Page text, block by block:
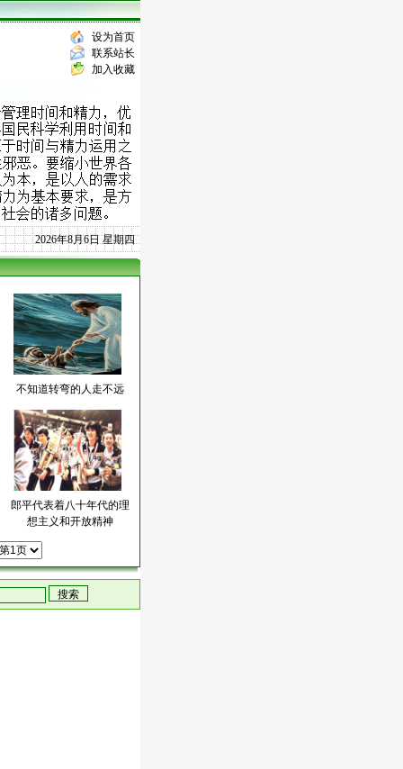
设为首页
联系站长
加入收藏
2026年8月6日 星期四
不知道转弯的人走不远
郎平代表着八十年代的理
想主义和开放精神